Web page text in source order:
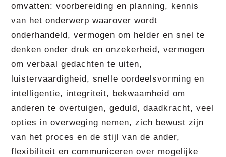
omvatten: voorbereiding en planning, kennis
van het onderwerp waarover wordt
onderhandeld, vermogen om helder en snel te
denken onder druk en onzekerheid, vermogen
om verbaal gedachten te uiten,
luistervaardigheid, snelle oordeelsvorming en
intelligentie, integriteit, bekwaamheid om
anderen te overtuigen, geduld, daadkracht, veel
opties in overweging nemen, zich bewust zijn
van het proces en de stijl van de ander,
flexibiliteit en communiceren over mogelijke